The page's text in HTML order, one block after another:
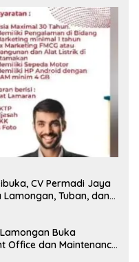
CV Permadi Jaya
Tuban, dan
Buka
Office dan Maintenance